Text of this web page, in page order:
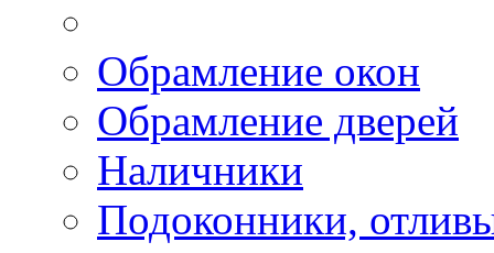
Обрамление окон
Обрамление дверей
Наличники
Подоконники,